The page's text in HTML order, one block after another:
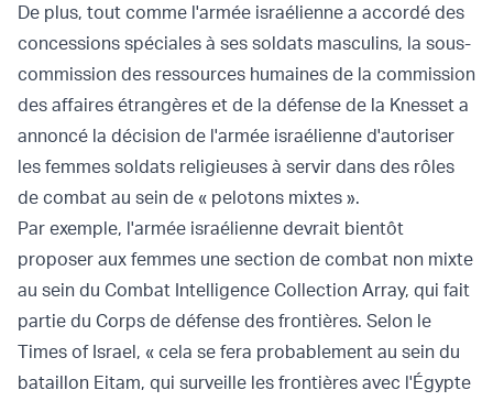
De plus, tout comme l'armée israélienne a accordé des
concessions spéciales à ses soldats masculins, la sous-
commission des ressources humaines de la commission
des affaires étrangères et de la défense de la Knesset a
annoncé la décision de l'armée israélienne d'autoriser
les femmes soldats religieuses à servir dans des rôles
de combat au sein de « pelotons mixtes ».
Par exemple, l'armée israélienne devrait bientôt
proposer aux femmes une section de combat non mixte
au sein du Combat Intelligence Collection Array, qui fait
partie du Corps de défense des frontières. Selon le
Times of Israel, « cela se fera probablement au sein du
bataillon Eitam, qui surveille les frontières avec l'Égypte